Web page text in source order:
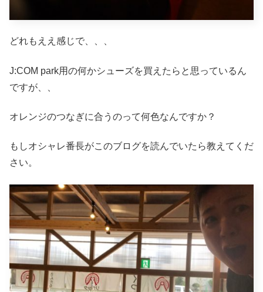
どれもええ感じで、、、
J:COM park用の何かシューズを買えたらと思っているん
ですが、、
オレンジのつなぎに合うのって何色なんですか？
もしオシャレ番長がこのブログを読んでいたら教えてくだ
さい。